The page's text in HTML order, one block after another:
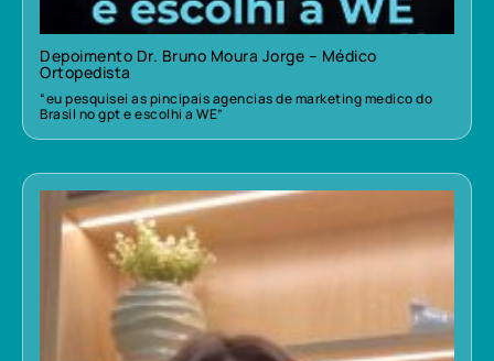
Depoimento Dr. Bruno Moura Jorge – Médico
Ortopedista
“eu pesquisei as pincipais agencias de marketing medico do
Brasil no gpt e escolhi a WE”